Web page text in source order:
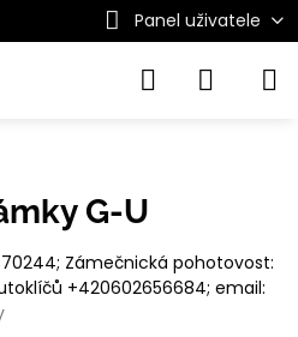
Panel uživatele
G-U
Zámečnická pohotovost:
+420602656684; email: